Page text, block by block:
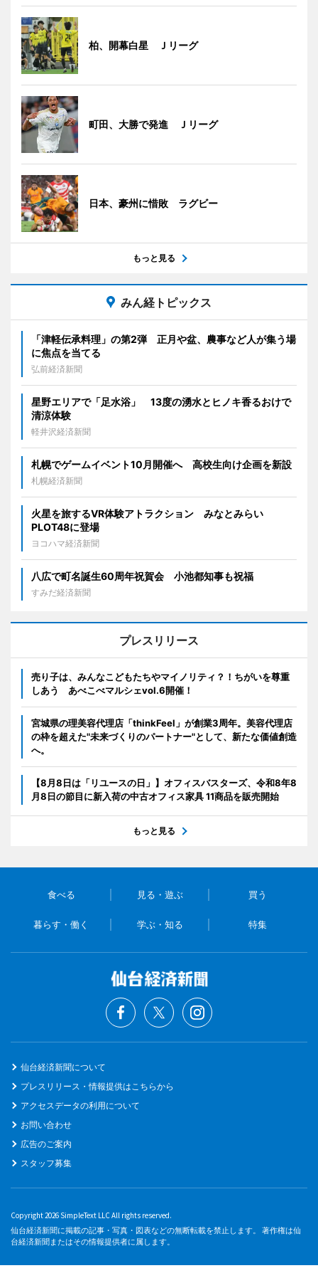
柏、開幕白星 Ｊリーグ
町田、大勝で発進 Ｊリーグ
日本、豪州に惜敗 ラグビー
もっと見る
みん経トピックス
「津軽伝承料理」の第2弾 正月や盆、農事など人が集う場
に焦点を当てる
弘前経済新聞
星野エリアで「足水浴」 13度の湧水とヒノキ香るおけで
清涼体験
軽井沢経済新聞
札幌でゲームイベント10月開催へ 高校生向け企画を新設
札幌経済新聞
火星を旅するVR体験アトラクション みなとみらい
PLOT48に登場
ヨコハマ経済新聞
八広で町名誕生60周年祝賀会 小池都知事も祝福
すみだ経済新聞
プレスリリース
売り子は、みんなこどもたちやマイノリティ？！ちがいを尊重
しあう あべこべマルシェvol.6開催！
宮城県の理美容代理店「thinkFeel」が創業3周年。美容代理店
の枠を超えた"未来づくりのパートナー"として、新たな価値創造
へ。
【8月8日は「リユースの日」】オフィスバスターズ、令和8年8
月8日の節目に新入荷の中古オフィス家具 11商品を販売開始
もっと見る
食べる 見る・遊ぶ 買う
暮らす・働く 学ぶ・知る 特集
仙台経済新聞について
プレスリリース・情報提供はこちらから
アクセスデータの利用について
お問い合わせ
広告のご案内
スタッフ募集
Copyright 2026 SimpleText LLC All rights reserved.
仙台経済新聞に掲載の記事・写真・図表などの無断転載を禁止します。 著作権は仙
台経済新聞またはその情報提供者に属します。